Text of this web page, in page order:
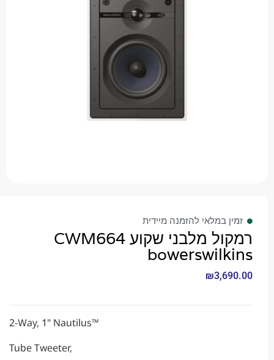
במלאי להזמנה מיידית
רמקול מלבני שקוע CWM664
₪
2-Way, 1" Nautilus™
Tube Tweeter,